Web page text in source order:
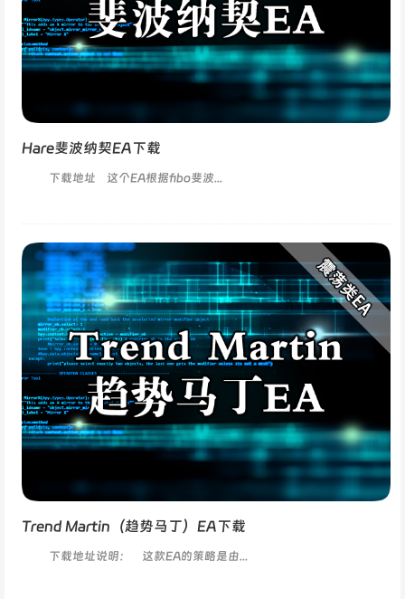
Hare斐波纳契EA下载
下载地址 这个EA根据fibo斐波...
Trend Martin（趋势马丁）EA下载
下载地址说明： 这款EA的策略是由...